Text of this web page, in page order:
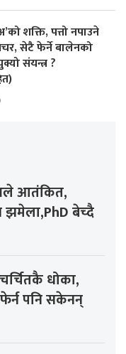
शक्ति, पत्तो नपाउने
सेटै फेर्ने बालेनको
संयन्त्र ?
आतंकित,
झमेला,PhD बेच्दै
धोका,
पनि सकेनन्